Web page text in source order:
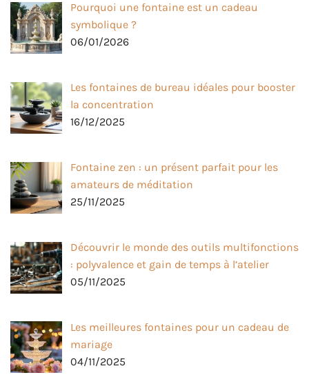
Pourquoi une fontaine est un cadeau
symbolique ?
06/01/2026
Les fontaines de bureau idéales pour booster
la concentration
16/12/2025
Fontaine zen : un présent parfait pour les
amateurs de méditation
25/11/2025
Découvrir le monde des outils multifonctions
: polyvalence et gain de temps à l’atelier
05/11/2025
Les meilleures fontaines pour un cadeau de
mariage
04/11/2025